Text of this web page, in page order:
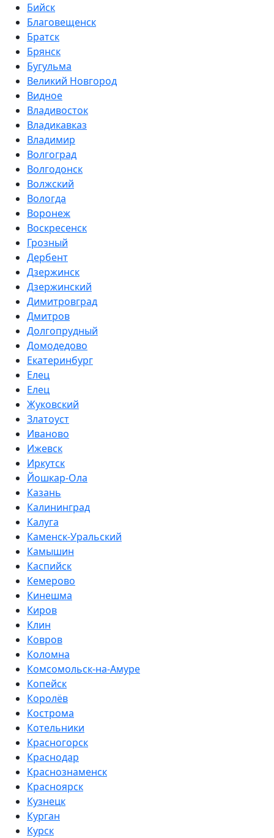
Бийск
Благовещенск
Братск
Брянск
Бугульма
Великий Новгород
Видное
Владивосток
Владикавказ
Владимир
Волгоград
Волгодонск
Волжский
Вологда
Воронеж
Воскресенск
Грозный
Дербент
Дзержинск
Дзержинский
Димитровград
Дмитров
Долгопрудный
Домодедово
Екатеринбург
Елец
Елец
Жуковский
Златоуст
Иваново
Ижевск
Иркутск
Йошкар-Ола
Казань
Калининград
Калуга
Каменск-Уральский
Камышин
Каспийск
Кемерово
Кинешма
Киров
Клин
Ковров
Коломна
Комсомольск-на-Амуре
Копейск
Королёв
Кострома
Котельники
Красногорск
Краснодар
Краснознаменск
Красноярск
Кузнецк
Курган
Курск